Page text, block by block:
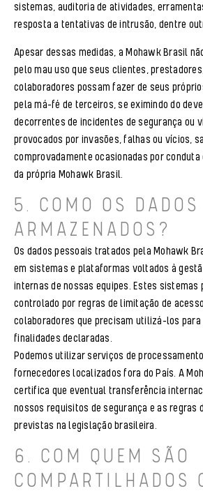
sistemas, auditoria de atividades,
resposta a tentativas de intrusão, dentre
Apesar dessas medidas, a Mohawk Brasil
pelo mau uso que seus clientes,
colaboradores possam fazer de seus
pela má-fé de terceiros, se eximindo do
decorrentes de incidentes de segurança ou
provocados por invasões, falhas ou vícios,
comprovadamente ocasionadas por
da própria Mohawk Brasil.
5. COMO OS DADOS
ARMAZENADOS?
Os dados pessoais tratados pela Mohawk
em sistemas e plataformas voltados à
internas de nossas equipes. Estes sistemas
controlado por regras de limitação de
colaboradores que precisam utilizá-los para
finalidades declaradas.
Podemos utilizar serviços de
fornecedores localizados fora do País. A
certifica que eventual transferência
nossos requisitos de segurança e as regras
previstas na legislação brasileira.
6. COM QUEM SÃO
COMPARTILHADOS